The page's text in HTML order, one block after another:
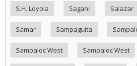
S.H. Loyola Sagani Salazar
Samar Sampaguita
Sampaloc West Sampaloc West